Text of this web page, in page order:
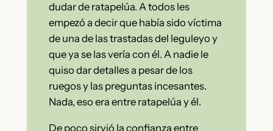
dudar de ratapelúa. A todos les
empezó a decir que había sido víctima
de una de las trastadas del leguleyo y
que ya se las vería con él. A nadie le
quiso dar detalles a pesar de los
ruegos y las preguntas incesantes.
Nada, eso era entre ratapelúa y él.
De poco sirvió la confianza entre